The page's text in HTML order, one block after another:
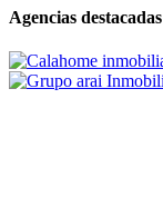
Agencias destacadas